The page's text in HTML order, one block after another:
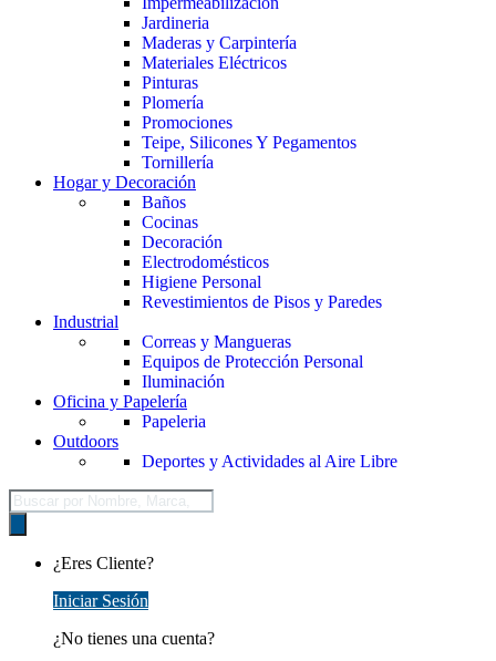
Jardineria
Maderas y Carpintería
Materiales Eléctricos
Pinturas
Plomería
Promociones
Teipe, Silicones Y Pegamentos
Tornillería
Hogar y Decoración
Baños
Cocinas
Decoración
Electrodomésticos
Higiene Personal
Revestimientos de Pisos y Paredes
Industrial
Correas y Mangueras
Equipos de Protección Personal
Iluminación
Oficina y Papelería
Papeleria
Outdoors
Deportes y Actividades al Aire Libre
Búsqueda
de
productos
¿Eres Cliente?
Iniciar Sesión
¿No tienes una cuenta?